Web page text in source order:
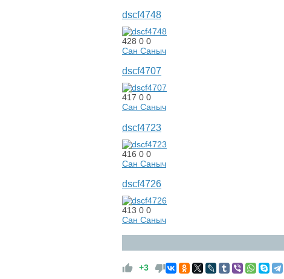
dscf4748
428 0 0
Сан Саныч
dscf4707
417 0 0
Сан Саныч
dscf4723
416 0 0
Сан Саныч
dscf4726
413 0 0
Сан Саныч
+3